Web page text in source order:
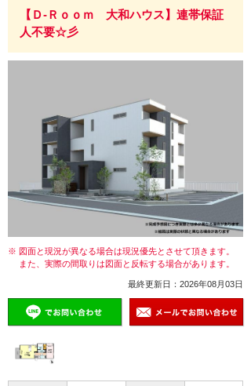
【Ｄ-Ｒｏｏｍ 大和ハウス】連帯保証
人不要☆彡
※ 図面と現況が異なる場合は現況優先とさせて頂きます。
また、実際の間取りは図面と反転する場合があります。
最終更新日：2026年08月03日